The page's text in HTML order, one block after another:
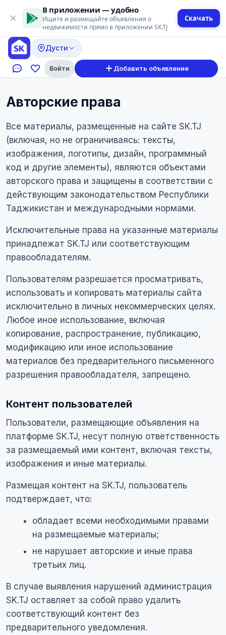
В приложении — удобно
Ищите и размещайте объявления о
недвижимости прямо в приложении SK.TJ
Скачать
Дусти
Войти Добавить объявление
Авторские права
Все материалы, размещенные на сайте SK.TJ
(включая, но не ограничиваясь: тексты,
изображения, логотипы, дизайн, программный
код и другие элементы), являются объектами
авторского права и защищены в соответствии с
действующим законодательством Республики
Таджикистан и международными нормами.
Исключительные права на указанные материалы
принадлежат SK.TJ или соответствующим
правообладателям.
Пользователям разрешается просматривать,
использовать и копировать материалы сайта
исключительно в личных некоммерческих целях.
Любое иное использование, включая
копирование, распространение, публикацию,
модификацию или иное использование
материалов без предварительного письменного
разрешения правообладателя, запрещено.
Контент пользователей
Пользователи, размещающие объявления на
платформе SK.TJ, несут полную ответственность
за размещаемый ими контент, включая тексты,
изображения и иные материалы.
Размещая контент на SK.TJ, пользователь
подтверждает, что:
обладает всеми необходимыми правами
на размещаемые материалы;
не нарушает авторские и иные права
третьих лиц.
В случае выявления нарушений администрация
SK.TJ оставляет за собой право удалить
соответствующий контент без
предварительного уведомления.